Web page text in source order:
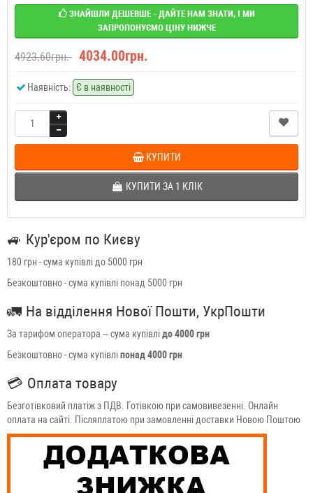
ЗНАЙШЛИ ДЕШЕВШЕ - ДАЙТЕ НАМ ЗНАТИ, І МИ
ЗАПРОПОНУЄМО ЦІНУ НИЖЧЕ
4923.60грн. 4034.00грн.
Наявність: Є в наявності
КУПИТИ
КУПИТИ ЗА 1 КЛIК
🚙 Кур'єром по Києву
180 грн - сума купівлі до 5000 грн
Безкоштовно - сума купівлі понад 5000 грн
🚛 На відділення Нової Пошти, УкрПошти
За тарифом оператора – сума купівлідо 4000 грн
Безкоштовно - сума купівліпонад 4000 грн
💳 Оплата товару
Безготівковий платіж з ПДВ. Готівкою при самовивезенні. Онлайн
оплата на сайті. Післяплатою при замовленні доставки Новою Поштою